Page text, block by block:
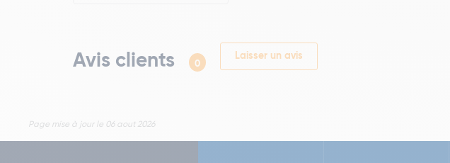
Avis clients 0
Laisser un avis
Page mise à jour le 06 aout 2026